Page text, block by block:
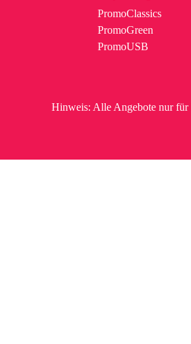
PromoClassics
PromoGreen
PromoUSB
Hinweis: Alle Angebote nur